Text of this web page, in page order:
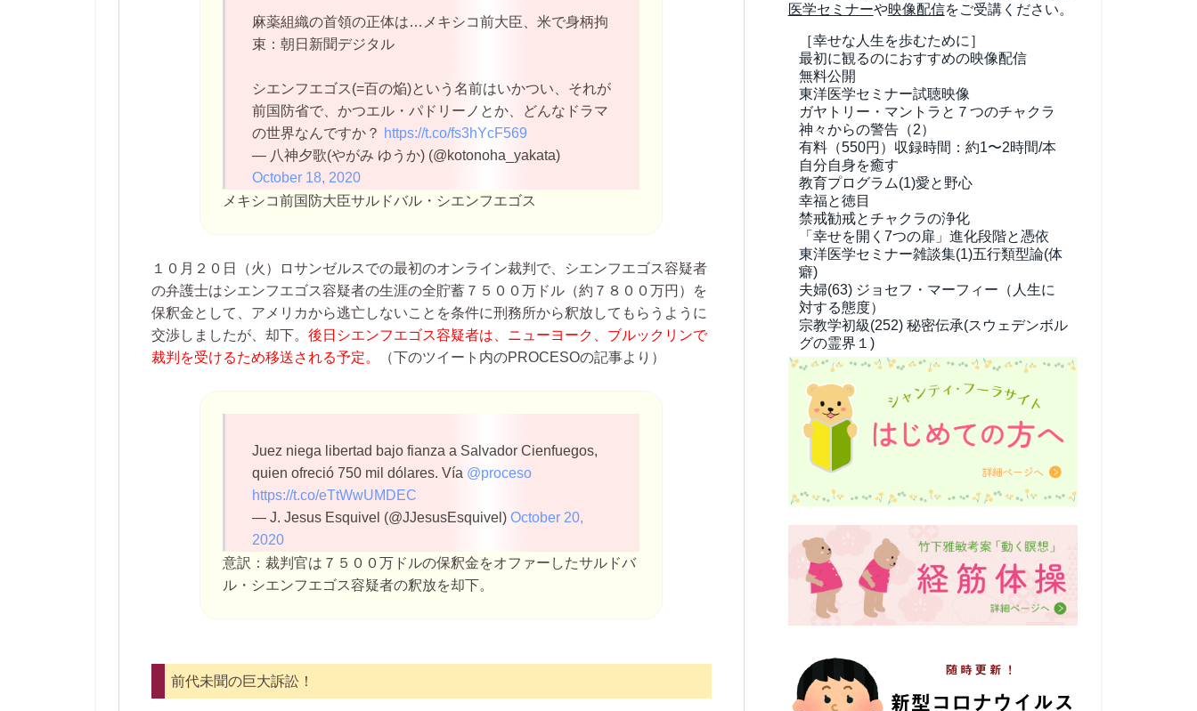
麻薬組織の首領の正体は…メキシコ前大臣、米で身柄拘
束：朝日新聞デジタル
シエンフエゴス(=百の焔)という名前はいかつい、それが
前国防省で、かつエル・パドリーノとか、どんなドラマ
の世界なんですか？ https://t.co/fs3hYcF569
— 八神夕歌(やがみ ゆうか) (@kotonoha_yakata)
October 18, 2020
メキシコ前国防大臣サルドバル・シエンフエゴス
１０月２０日（火）ロサンゼルスでの最初のオンライン裁判で、シエンフエゴス容疑者
の弁護士はシエンフエゴス容疑者の生涯の全貯蓄７５００万ドル（約７８００万円）を
保釈金として、アメリカから逃亡しないことを条件に刑務所から釈放してもらうように
交渉しましたが、却下。 後日シエンフエゴス容疑者は、ニューヨーク、ブルックリンで
裁判を受けるため移送される予定。
（下のツイート内のPROCESOの記事より）
Juez niega libertad bajo fianza a Salvador Cienfuegos,
quien ofreció 750 mil dólares. Vía @proceso
https://t.co/eTtWwUMDEC
— J. Jesus Esquivel (@JJesusEsquivel)October 20,
2020
意訳： 裁判官は７５００万ドルの保釈金をオファーしたサルドバ
ル・シエンフエゴス容疑者の釈放を却下。
前代未聞の巨大訴訟！
医学セミナーや映像配信をご受講ください。
［幸せな人生を歩むために］
最初に観るのにおすすめの映像配信
無料公開
東洋医学セミナー試聴映像
ガヤトリー・マントラと７つのチャクラ
神々からの警告（2）
有料（550円） 収録時間：約1〜2時間/本
自分自身を癒す
教育プログラム(1)愛と野心
幸福と徳目
禁戒勧戒とチャクラの浄化
「幸せを開く7つの扉」進化段階と憑依
東洋医学セミナー雑談集(1)五行類型論(体
癖)
夫婦(63) ジョセフ・マーフィー（人生に
対する態度）
宗教学初級(252) 秘密伝承(スウェデンボル
グの霊界１)